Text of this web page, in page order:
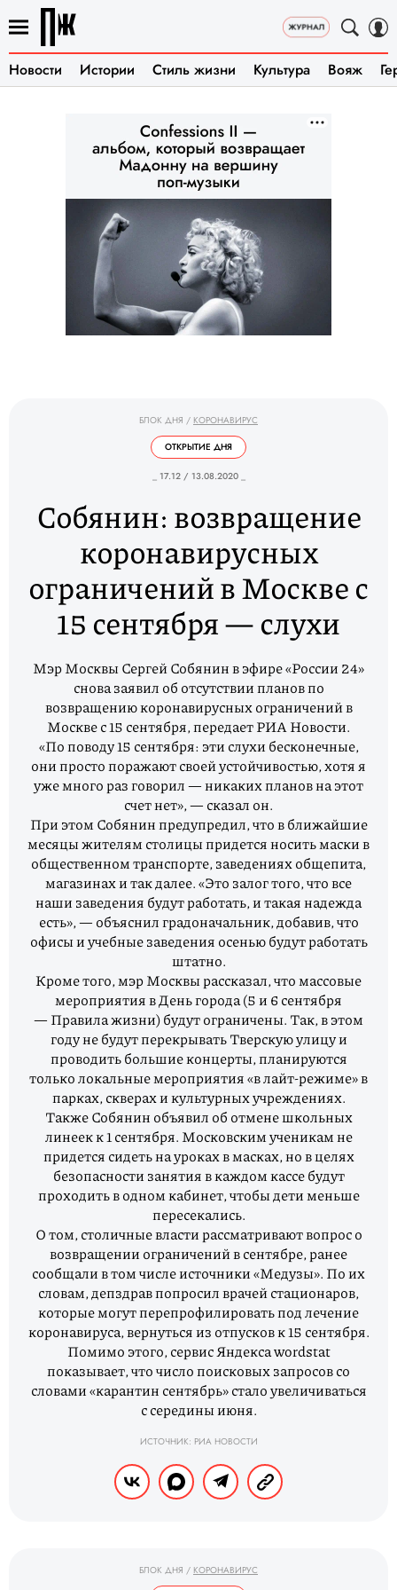
Новости Истории Стиль жизни Культура Вояж
БЛОК ДНЯ / КОРОНАВИРУС
ОТКРЫТИЕ ДНЯ
_ 17.12 / 13.08.2020 _
Собянин: возвращение
коронавирусных
ограничений в Москве с
15 сентября — слухи
Мэр Москвы Сергей Собянин в эфире «России 24»
снова заявил об отсутствии планов по
возвращению коронавирусных ограничений в
Москве с 15 сентября, передает РИА Новости.
«По поводу 15 сентября: эти слухи бесконечные,
они просто поражают своей устойчивостью, хотя я
уже много раз говорил — никаких планов на этот
счет нет», — сказал он.
При этом Собянин предупредил, что в ближайшие
месяцы жителям столицы придется носить маски в
общественном транспорте, заведениях общепита,
магазинах и так далее. «Это залог того, что все
наши заведения будут работать, и такая надежда
есть», — объяснил градоначальник, добавив, что
офисы и учебные заведения осенью будут работать
штатно.
Кроме того, мэр Москвы рассказал, что массовые
мероприятия в День города (5 и 6 сентября
— Правила жизни) будут ограничены. Так, в этом
году не будут перекрывать Тверскую улицу и
проводить большие концерты, планируются
только локальные мероприятия «в лайт-режиме» в
парках, скверах и культурных учреждениях.
Также Собянин объявил об отмене школьных
линеек к 1 сентября. Московским ученикам не
придется сидеть на уроках в масках, но в целях
безопасности занятия в каждом кассе будут
проходить в одном кабинет, чтобы дети меньше
пересекались.
О том, столичные власти рассматривают вопрос о
возвращении ограничений в сентябре, ранее
сообщали в том числе источники «Медузы». По их
словам, депздрав попросил врачей стационаров,
которые могут перепрофилировать под лечение
коронавируса, вернуться из отпусков к 15 сентября.
Помимо этого, сервис Яндекса wordstat
показывает, что число поисковых запросов со
словами «карантин сентябрь» стало увеличиваться
с середины июня.
ИСТОЧНИК: РИА НОВОСТИ
БЛОК ДНЯ / КОРОНАВИРУС